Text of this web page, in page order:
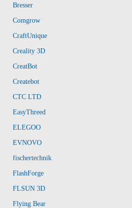
Bresser
Comgrow
CraftUnique
Creality 3D
CreatBot
Createbot
CTC LTD
EasyThreed
ELEGOO
EVNOVO
fischertechnik
FlashForge
FLSUN 3D
Flying Bear